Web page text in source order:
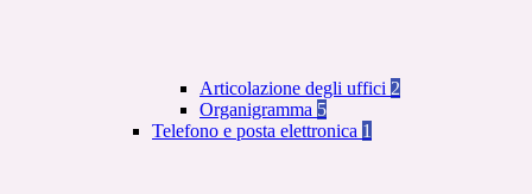
Articolazione degli uffici 2
Organigramma 5
Telefono e posta elettronica 1